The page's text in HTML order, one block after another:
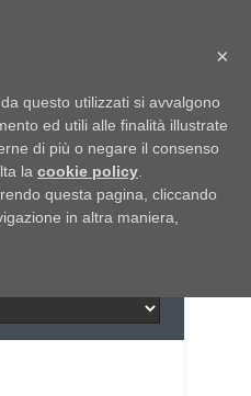
lavoro
×
questo utilizzati si avvalgono
ed utili alle finalità illustrate
di più o negare il consenso
la cookie policy
questa pagina, cliccando
in altra maniera,